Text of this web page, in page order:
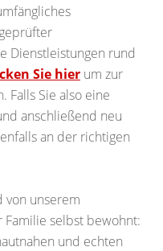
Dienstleistungen rund
Sie hier um zur
Falls Sie also eine
anschließend neu
an der richtigen
von unserem
selbst bewohnt:
und echten